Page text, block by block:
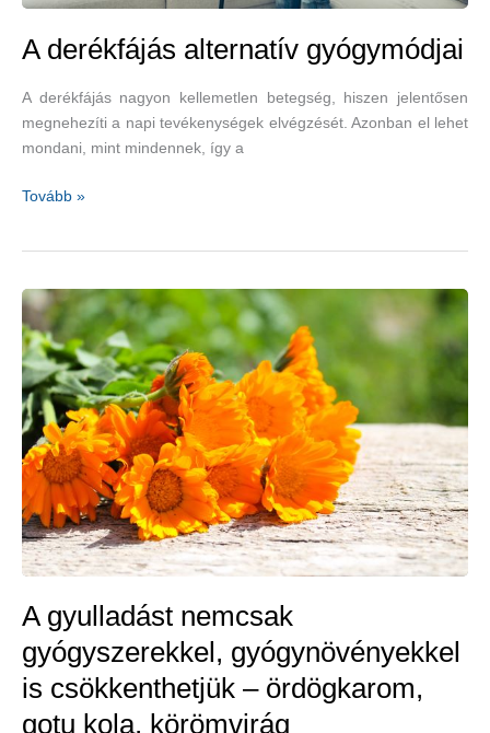
A derékfájás alternatív gyógymódjai
A derékfájás nagyon kellemetlen betegség, hiszen jelentősen
megnehezíti a napi tevékenységek elvégzését. Azonban el lehet
mondani, mint mindennek, így a
A
Tovább »
A gyulladást nemcsak
gyógyszerekkel, gyógynövényekkel
is csökkenthetjük – ördögkarom,
gotu kola, körömvirág